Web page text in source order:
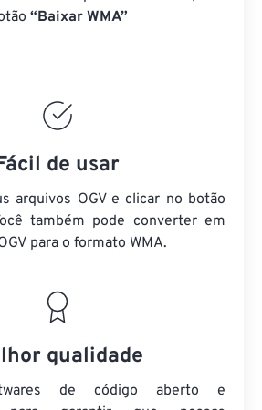
“Baixar WMA”
de usar
arquivos OGV e clicar no botão
também pode converter em
para o formato WMA.
qualidade
de código aberto e